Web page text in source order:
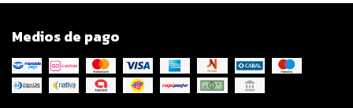
Medios de pago